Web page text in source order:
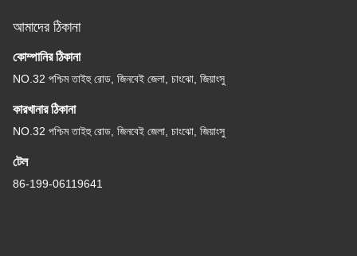
আমাদের ঠিকানা
কোম্পানির ঠিকানা
NO.32 পশ্চিম তাইহু রোড, জিনবেই জেলা, চাংঝো, জিয়াংসু
কারখানার ঠিকানা
NO.32 পশ্চিম তাইহু রোড, জিনবেই জেলা, চাংঝো, জিয়াংসু
টেল
86-199-06119641